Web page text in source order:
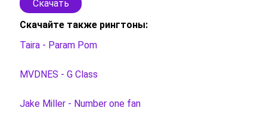
Скачать
Скачайте также рингтоны:
Taira - Param Pom
MVDNES - G Class
Jake Miller - Number one fan